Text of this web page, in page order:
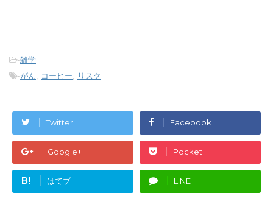
-雑学
-がん コーヒー リスク
Twitter Facebook
Google+ Pocket
B! はてブ LINE